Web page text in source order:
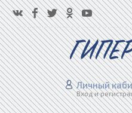
Личный
Вход и